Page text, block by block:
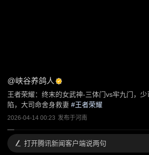
@峡谷养鸽人
王者荣耀：终末的女武神-三体门vs牢九门，少
陷，大司命舍身救妻 #王者荣耀
2026-04-14 00:23 发布于河南
打开腾讯新闻客户端说两句